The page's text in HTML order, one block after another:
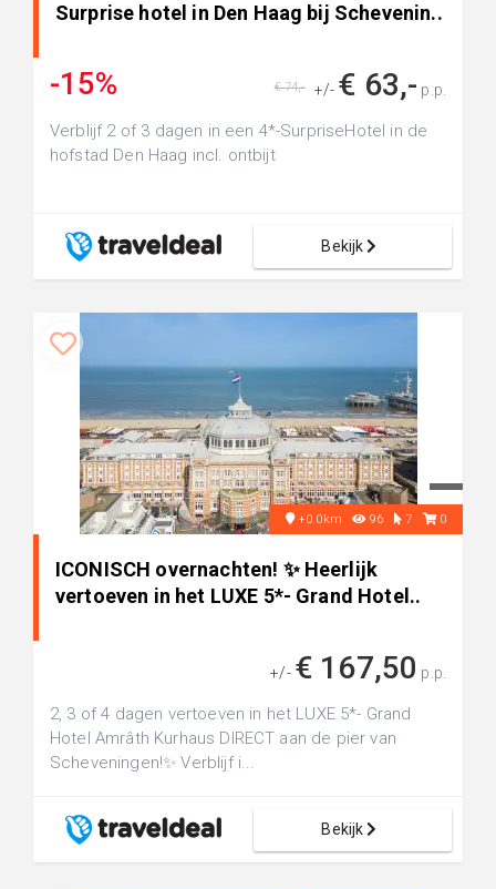
Surprise hotel in Den Haag bij Schevenin..
-15% +/- € 63,- p.p.
€ 74,-
Verblijf 2 of 3 dagen in een 4*-SurpriseHotel in de
hofstad Den Haag incl. ontbijt
Bekijk
+0.0km 96 7 0
ICONISCH overnachten! ✨ Heerlijk
vertoeven in het LUXE 5*- Grand Hotel..
+/- € 167,50 p.p.
2, 3 of 4 dagen vertoeven in het LUXE 5*- Grand
Hotel Amrâth Kurhaus DIRECT aan de pier van
Scheveningen!✨ Verblijf i...
Bekijk